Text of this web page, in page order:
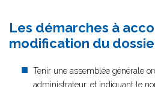
Les démarches à
modification du
Tenir une assemblée générale
administrateur, et indiquant le